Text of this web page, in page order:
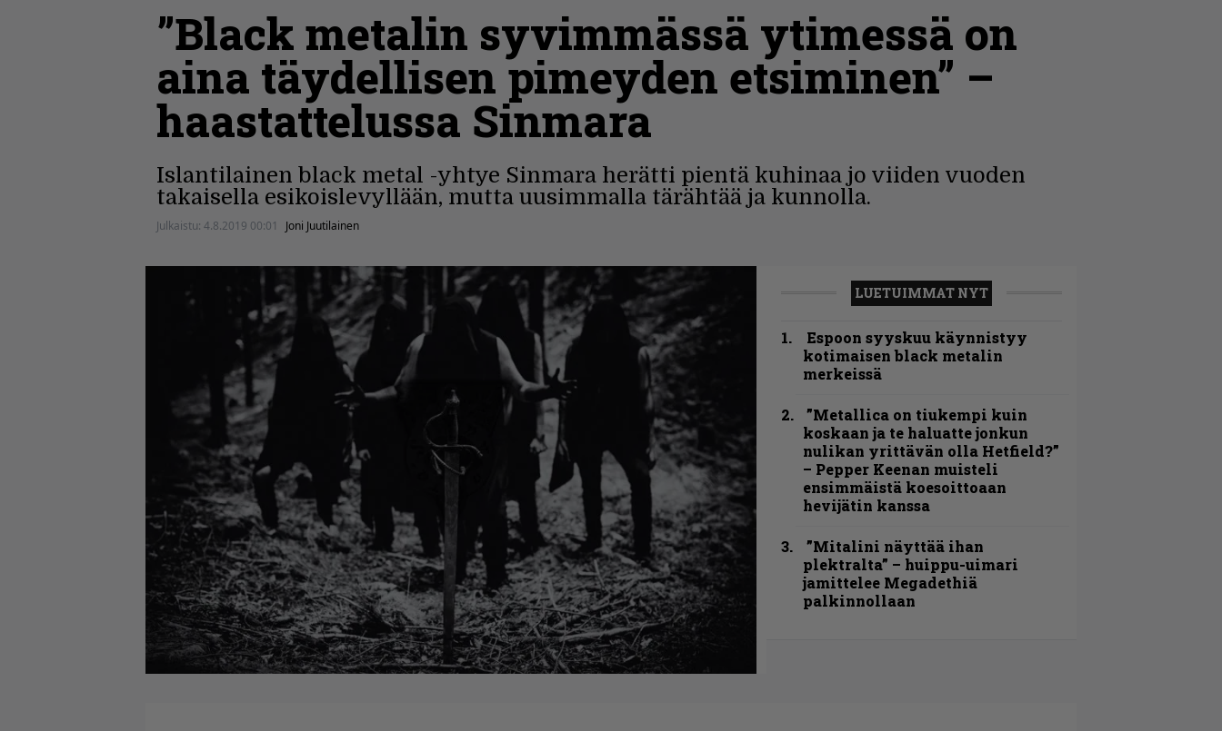
”Black metalin syvimmässä ytimessä on
aina täydellisen pimeyden etsiminen” –
haastattelussa Sinmara
Islantilainen black metal -yhtye Sinmara herätti pientä kuhinaa jo viiden vuoden
takaisella esikoislevyllään, mutta uusimmalla tärähtää ja kunnolla.
Julkaistu: 4.8.2019 00:01 Joni Juutilainen
LUETUIMMAT NYT
Espoon syyskuu käynnistyy
kotimaisen black metalin
merkeissä
”Metallica on tiukempi kuin
koskaan ja te haluatte jonkun
nulikan yrittävän olla Hetfield?”
– Pepper Keenan muisteli
ensimmäistä koesoittoaan
hevijätin kanssa
”Mitalini näyttää ihan
plektralta” – huippu-uimari
jamittelee Megadethiä
palkinnollaan